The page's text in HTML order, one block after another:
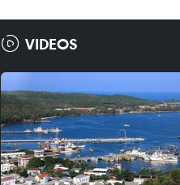
VIDEOS